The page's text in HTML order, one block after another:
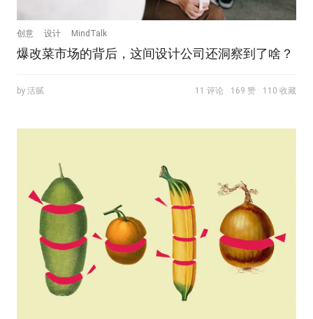
创意 设计 MindTalk
爆改菜市场的背后，这间设计公司还洞察到了啥？
by 活腻 11 评论 169 赞 110 收藏